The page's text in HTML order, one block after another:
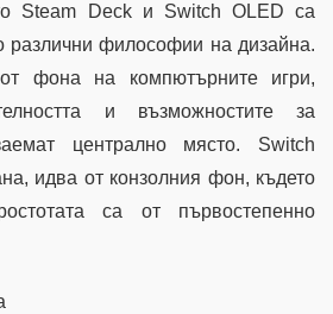
Steam Deck и Switch OLED са
различни философии на дизайна.
фона на компютърните игри,
и възможностите за
централно място. Switch
идва от конзолния фон, където
са от първостепенно